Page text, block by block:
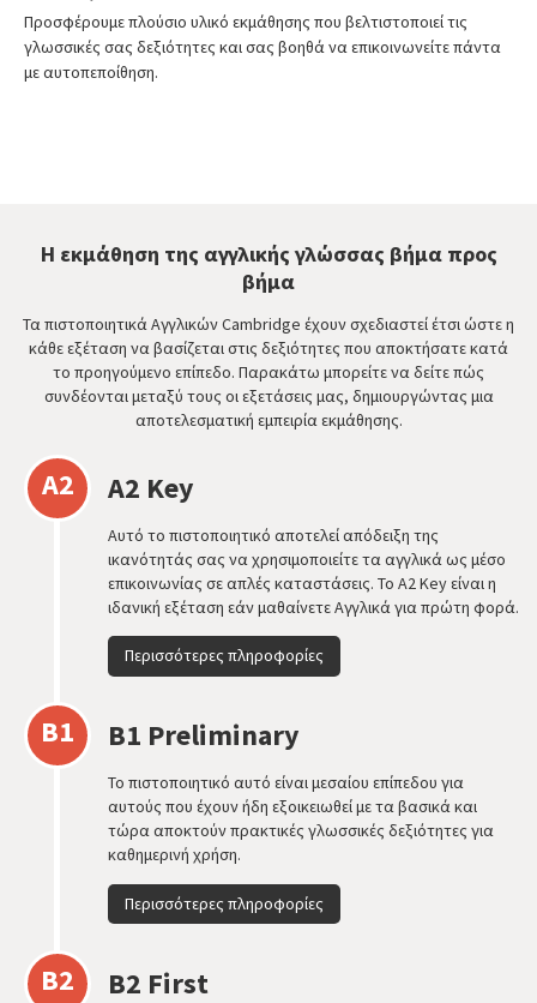
Προσφέρουμε πλούσιο υλικό εκμάθησης που βελτιστοποιεί τις
γλωσσικές σας δεξιότητες και σας βοηθά να επικοινωνείτε πάντα
με αυτοπεποίθηση.
Η εκμάθηση της αγγλικής γλώσσας βήμα προς
βήμα
Τα πιστοποιητικά Αγγλικών Cambridge έχουν σχεδιαστεί έτσι ώστε η
κάθε εξέταση να βασίζεται στις δεξιότητες που αποκτήσατε κατά
το προηγούμενο επίπεδο. Παρακάτω μπορείτε να δείτε πώς
συνδέονται μεταξύ τους οι εξετάσεις μας, δημιουργώντας μια
αποτελεσματική εμπειρία εκμάθησης.
A2 A2 Key
Αυτό το πιστοποιητικό αποτελεί απόδειξη της
ικανότητάς σας να χρησιμοποιείτε τα αγγλικά ως μέσο
επικοινωνίας σε απλές καταστάσεις. To A2 Key είναι η
ιδανική εξέταση εάν μαθαίνετε Αγγλικά για πρώτη φορά.
Περισσότερες πληροφορίες
B1 B1 Preliminary
Το πιστοποιητικό αυτό είναι μεσαίου επίπεδου για
αυτούς που έχουν ήδη εξοικειωθεί με τα βασικά και
τώρα αποκτούν πρακτικές γλωσσικές δεξιότητες για
καθημερινή χρήση.
Περισσότερες πληροφορίες
B2 B2 First